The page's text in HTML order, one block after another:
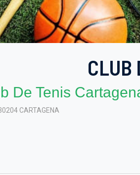
CLUB
De Tenis
CARTAGENA